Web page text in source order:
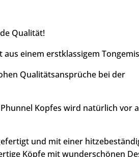
Qualität!
aus einem erstklassigem
Qualitätsansprüche bei der
Phunnel Kopfes wird natürlich vor
und mit einer
Köpfe mit wunderschönen